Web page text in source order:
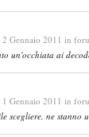
2 Gennaio 2011 in
un'occhiata ai
1 Gennaio 2011 in
scegliere, ne